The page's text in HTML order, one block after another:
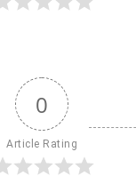
0
Article Rating